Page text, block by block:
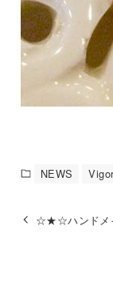
NEWS
☆★☆ハンドメ